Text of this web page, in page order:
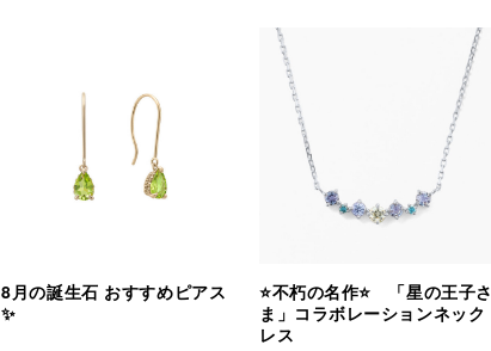
8月の誕生石 おすすめピアス
✨
⭐️不朽の名作⭐️ 「星の王子さ
ま」コラボレーションネック
レス